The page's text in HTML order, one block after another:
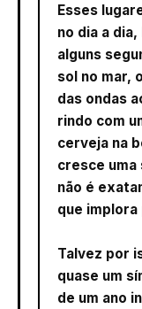
Esses
no dia a
alguns
sol no mar,
das ondas
rindo com
cerveja na
cresce
não é
que implora
Talvez por
quase um
de um ano